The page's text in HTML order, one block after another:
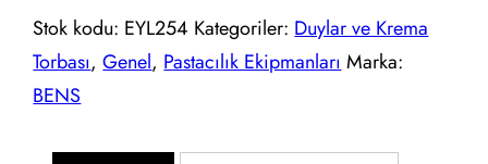
Stok kodu: EYL254 Kategoriler: Duylar ve Krema
Torbası,Genel, Pastacılık Ekipmanları Marka:
BENS